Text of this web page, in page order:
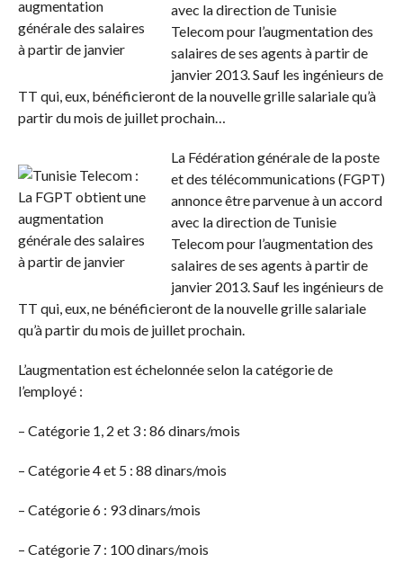
avec la direction de Tunisie
Telecom pour l’augmentation des
salaires de ses agents à partir de
janvier 2013. Sauf les ingénieurs de
TT qui, eux, bénéficieront de la nouvelle grille salariale qu’à
partir du mois de juillet prochain…
La Fédération générale de la poste
et des télécommunications (FGPT)
annonce être parvenue à un accord
avec la direction de Tunisie
Telecom pour l’augmentation des
salaires de ses agents à partir de
janvier 2013. Sauf les ingénieurs de
TT qui, eux, ne bénéficieront de la nouvelle grille salariale
qu’à partir du mois de juillet prochain.
L’augmentation est échelonnée selon la catégorie de
l’employé :
– Catégorie 1, 2 et 3 : 86 dinars/mois
– Catégorie 4 et 5 : 88 dinars/mois
– Catégorie 6 : 93 dinars/mois
– Catégorie 7 : 100 dinars/mois